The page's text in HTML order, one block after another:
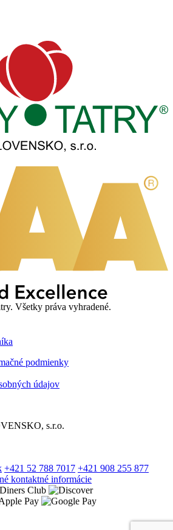
Všetky práva vyhradené.
podmienky
údajov
s.r.o.
+421 52 788 7017 +421 908 255 877
kontaktné informácie